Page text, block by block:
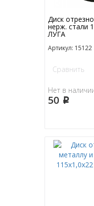
Диск
нерж. стали
ЛУГА
Артикул: 15122
Сравнить
Нет в
50 p